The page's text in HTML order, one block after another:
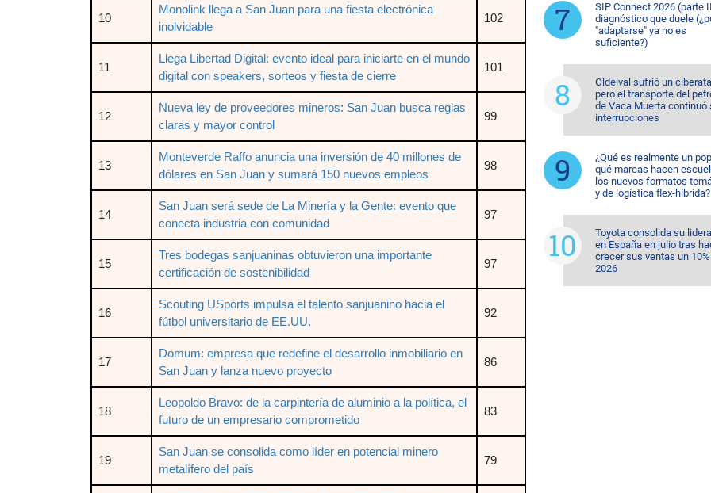
10
Monolink llega a San Juan para una fiesta electrónica
inolvidable
102
11
Llega Libertad Digital: evento ideal para iniciarte en el mundo
digital con speakers, sorteos y fiesta de cierre
101
12
Nueva ley de proveedores mineros: San Juan busca reglas
claras y mayor control
99
13
Monteverde Raffo anuncia una inversión de 40 millones de
dólares en San Juan y sumará 150 nuevos empleos
98
14
San Juan será sede de La Minería y la Gente: evento que
conecta industria con comunidad
97
15
Tres bodegas sanjuaninas obtuvieron una importante
certificación de sostenibilidad
97
16
Scouting USports impulsa el talento sanjuanino hacia el
fútbol universitario de EE.UU.
92
17
Domum: empresa que redefine el desarrollo inmobiliario en
San Juan y lanza nuevo proyecto
86
18
Leopoldo Bravo: de la carpintería de aluminio a la política, el
futuro de un empresario comprometido
83
19
San Juan se consolida como líder en potencial minero
metalífero del país
79
SIP Connect 2026 (parte
diagnóstico que duele
"adaptarse" ya no es
suficiente?)
Oldelval sufrió un
pero el transporte del
de Vaca Muerta continuó
interrupciones
¿Qué es realmente un
qué marcas hacen
los nuevos formatos
y de logística flex-híbrida?
Toyota consolida su
en España en julio tras
crecer sus ventas un
2026